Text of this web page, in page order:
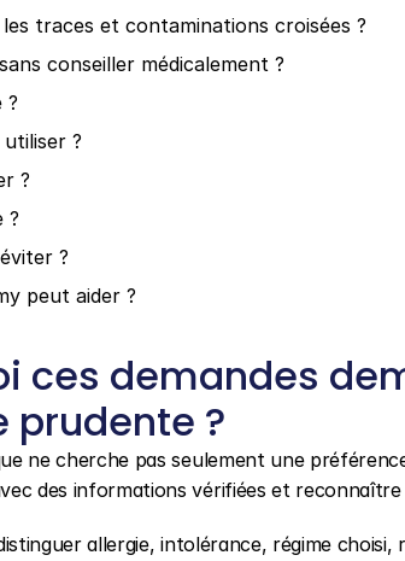
traces et contaminations croisées ?
conseiller médicalement ?
?
utiliser ?
?
?
?
peut aider ?
ces demandes
prudente ?
ne cherche pas seulement une
des informations vérifiées et reconnaître
allergie, intolérance, régime